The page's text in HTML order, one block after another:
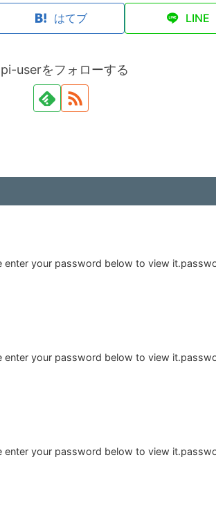
はてブ LINE
userをフォローする
your password below to view
your password below to view
your password below to view